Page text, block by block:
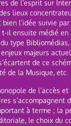
de l’esprit sur
lieux
bien l’idée suivie
t-il ensuite médié en
type Bibliomédias,
enjeux majeurs
de ce
de la Musique, etc.
de l’accès
s’accompagnent
à terme ; la
le choix du